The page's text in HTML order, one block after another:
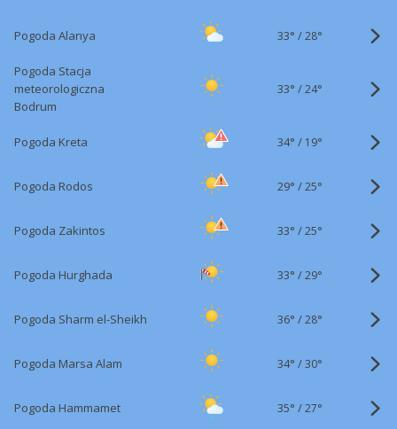
Pogoda Alanya 33° /28°
Pogoda Stacja
meteorologiczna
Bodrum
33° /24°
Pogoda Kreta 34° / 19°
Pogoda Rodos 29° /25°
Pogoda Zakintos 33° /25°
Pogoda Hurghada 33° /29°
Pogoda Sharm el-Sheikh 36° /28°
Pogoda Marsa Alam 34° /30°
Pogoda Hammamet 35° /27°